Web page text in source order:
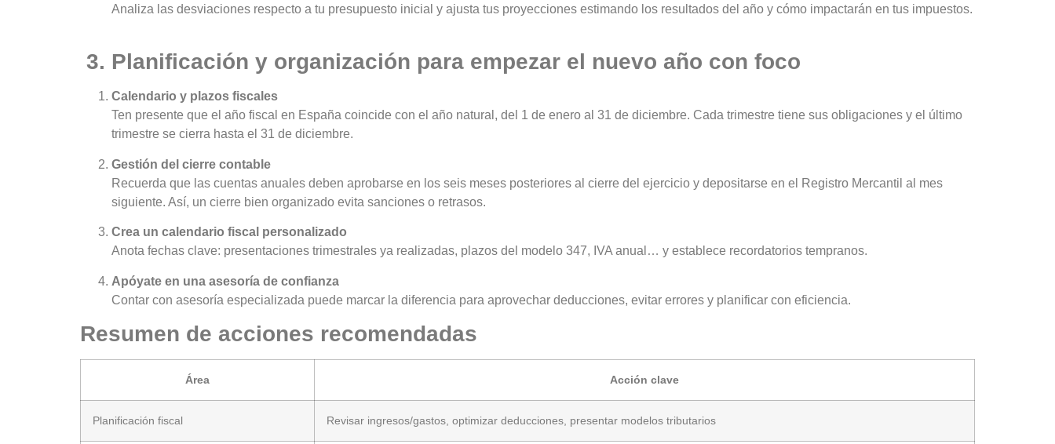
Analiza las desviaciones respecto a tu presupuesto inicial y ajusta tus proyecciones estimando los resultados del año y cómo impactarán en tus impuestos.
3. Planificación y organización para empezar el nuevo año con foco
Calendario y plazos fiscales
Ten presente que el año fiscal en España coincide con el año natural, del 1 de enero al 31 de diciembre. Cada trimestre tiene sus obligaciones y el último
trimestre se cierra hasta el 31 de diciembre.
Gestión del cierre contable
Recuerda que las cuentas anuales deben aprobarse en los seis meses posteriores al cierre del ejercicio y depositarse en el Registro Mercantil al mes
siguiente. Así, un cierre bien organizado evita sanciones o retrasos.
Crea un calendario fiscal personalizado
Anota fechas clave: presentaciones trimestrales ya realizadas, plazos del modelo 347, IVA anual… y establece recordatorios tempranos.
Apóyate en una asesoría de confianza
Contar con asesoría especializada puede marcar la diferencia para aprovechar deducciones, evitar errores y planificar con eficiencia.
Resumen de acciones recomendadas
Área Acción clave
Planificación fiscal Revisar ingresos/gastos, optimizar deducciones, presentar modelos tributarios